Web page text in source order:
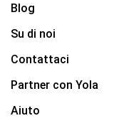
Blog
Su di noi
Contattaci
Partner con Yola
Aiuto